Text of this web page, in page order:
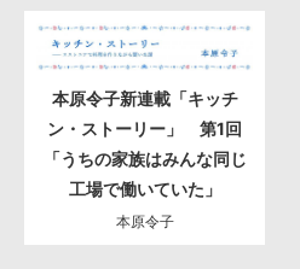
本原令子新連載「キッチ
ン・ストーリー」 第1回
「うちの家族はみんな同じ
工場で働いていた」
本原令子